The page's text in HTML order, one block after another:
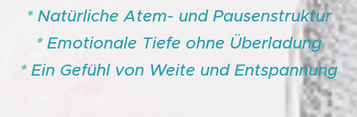
* Natürliche Atem- und Pausenstruktur
* Emotionale Tiefe ohne Überladung
* Ein Gefühl von Weite und Entspannung